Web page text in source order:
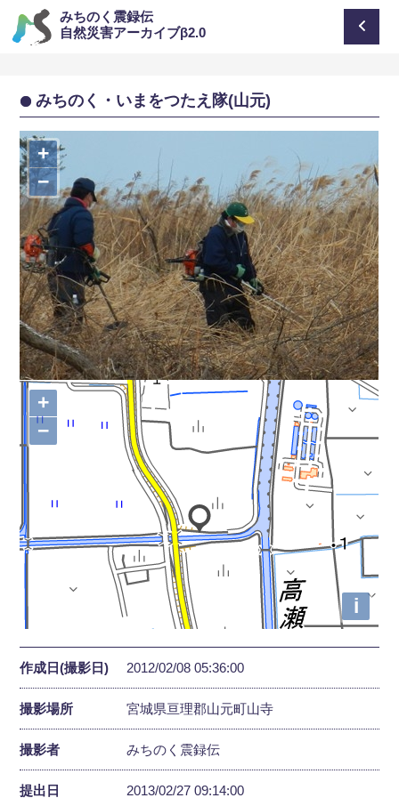
みちのく震録伝
自然災害アーカイブβ2.0
みちのく・いまをつたえ隊(山元)
+
−
+
−
i
作成日(撮影日) 2012/02/08 05:36:00
撮影場所 宮城県亘理郡山元町山寺
撮影者 みちのく震録伝
提出日 2013/02/27 09:14:00